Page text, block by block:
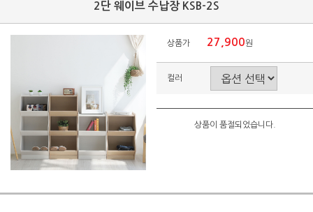
2단 웨이브 수납장 KSB-2S
상품가 27,900원
컬러
상품이 품절되었습니다.